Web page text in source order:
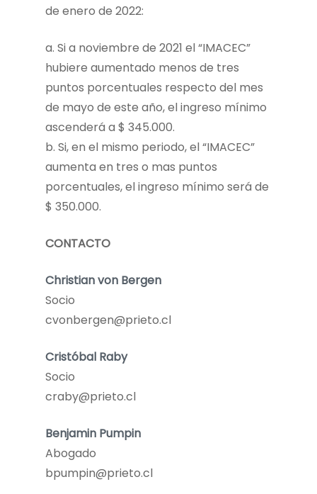
de enero de 2022:
a. Si a noviembre de 2021 el “IMACEC”
hubiere aumentado menos de tres
puntos porcentuales respecto del mes
de mayo de este año, el ingreso mínimo
ascenderá a $ 345.000.
b. Si, en el mismo periodo, el “IMACEC”
aumenta en tres o mas puntos
porcentuales, el ingreso mínimo será de
$ 350.000.
CONTACTO
Christian von Bergen
Socio
cvonbergen@prieto.cl
Cristóbal Raby
Socio
craby@prieto.cl
Benjamin Pumpin
Abogado
bpumpin@prieto.cl